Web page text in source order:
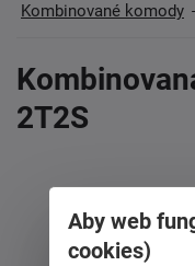
Kombinované komody
2T2S
Aby web
cookies)